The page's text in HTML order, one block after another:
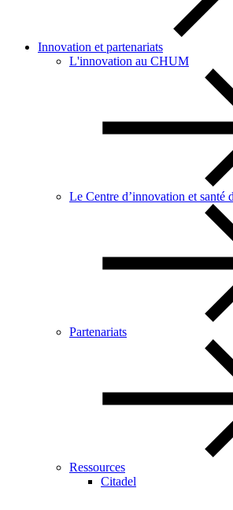
Innovation et partenariats
L'innovation au CHUM
Le Centre d’innovation et santé
Partenariats
Ressources
Citadel